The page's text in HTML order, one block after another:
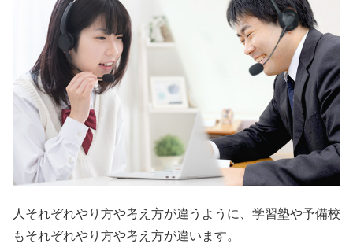
人それぞれやり方や考え方が違うように、学習塾や予備校
もそれぞれやり方や考え方が違います。